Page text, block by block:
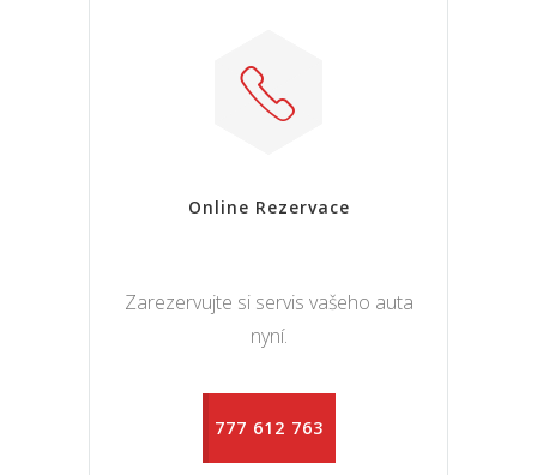
Online Rezervace
Zarezervujte si servis vašeho auta
nyní.
777 612 763